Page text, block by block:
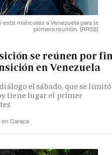
este miércoles a Venezuela para la
primera reunión. (RRSS)
se reúnen por
en Venezuela
el sábado, que se
tiene lugar el primer
Caraca